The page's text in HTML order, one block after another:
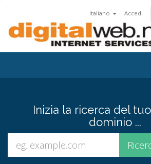
Italiano Accedi
Inizia la ricerca del
dominio ...